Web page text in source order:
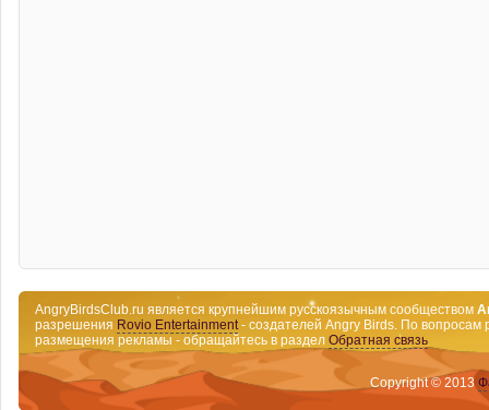
AngryBirdsClub.ru является крупнейшим русскоязычным сообществом
разрешения Rovio Entertainment- создателей Angry Birds. По вопросам
размещения рекламы - обращайтесь в раздел Обратная связь
Copyright © 2013